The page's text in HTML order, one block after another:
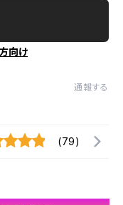
向け
通報する
(79)